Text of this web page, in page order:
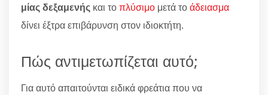
μίας δεξαμενής και τοπλύσιμο μετά τοάδειασμα
δίνει έξτρα επιβάρυνση στον ιδιοκτήτη.
Πώς αντιμετωπίζεται αυτό;
Για αυτό απαιτούνται ειδικά φρεάτια που να